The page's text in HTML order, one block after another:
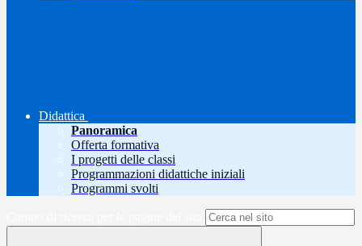
Didattica
Panoramica
Offerta formativa
I progetti delle classi
Programmazioni didattiche iniziali
Programmi svolti